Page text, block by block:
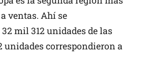
ventas. Ahí se
mil 312 unidades de las
unidades correspondieron a